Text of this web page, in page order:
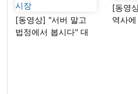
[동영상] "서버 말고
법정에서 봅시다" 대
[동영
역사